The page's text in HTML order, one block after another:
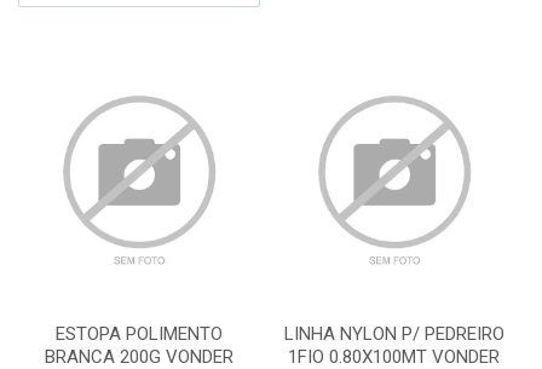
ESTOPA POLIMENTO
BRANCA 200G VONDER
LINHA NYLON P/ PEDREIRO
1FIO 0.80X100MT VONDER